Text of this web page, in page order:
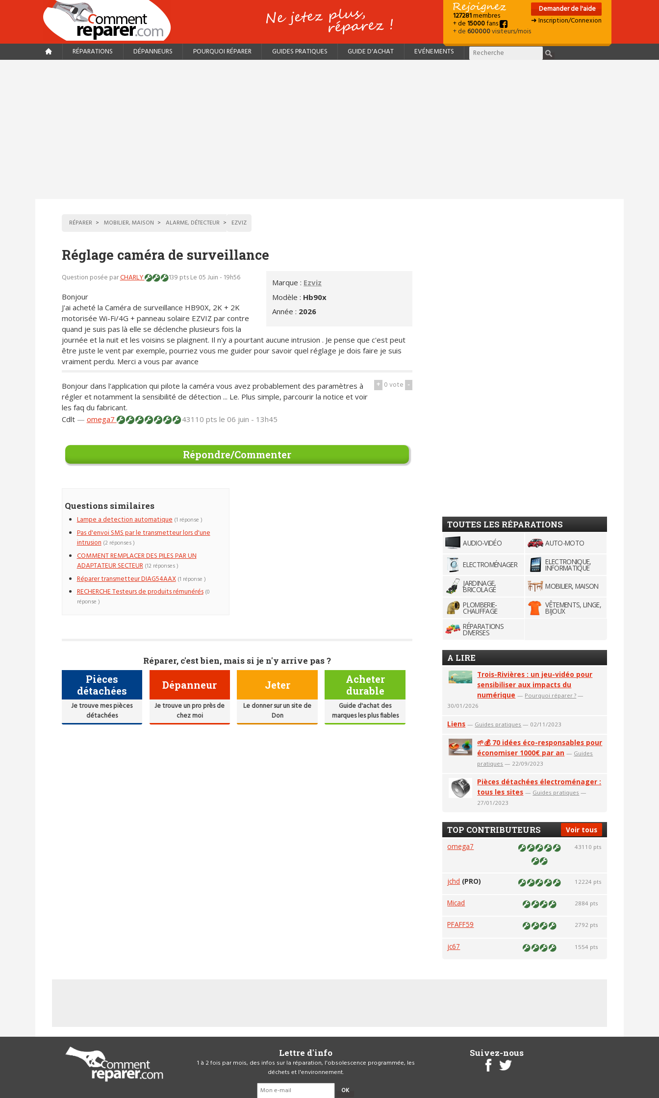
127281membres
+ de15000fans
+ de600000visiteurs/mois
Demander de l'aide
➜ Inscription/Connexion
RÉPARATIONS DÉPANNEURS POURQUOI RÉPARER GUIDES PRATIQUES GUIDE D'ACHAT EVÉNEMENTS
RÉPARER MOBILIER, MAISON ALARME, DÉTECTEUR EZVIZ
Réglage caméra de surveillance
Marque : Ezviz
Modèle : Hb90x
Année : 2026
Question posée parCHARLY 139 ptsLe 05 Juin - 19h56
Bonjour
J'ai acheté la Caméra de surveillance HB90X, 2K + 2K
motorisée Wi-Fi/4G + panneau solaire EZVIZ par contre
quand je suis pas là elle se déclenche plusieurs fois la
journée et la nuit et les voisins se plaignent. Il n'y a pourtant aucune intrusion . Je pense que c'est peut
être juste le vent par exemple, pourriez vous me guider pour savoir quel réglage je dois faire je suis
vraiment perdu. Merci a vous par avance
+ 0vote -
Bonjour dans l'application qui pilote la caméra vous avez probablement des paramètres à
régler et notamment la sensibilité de détection ... Le. Plus simple, parcourir la notice et voir
les faq du fabricant.
Cdlt — omega7 43110 pts le 06 juin - 13h45
Répondre/Commenter
Questions similaires
Lampe a detection automatique (1 réponse )
Pas d'envoi SMS par le transmetteur lors d'une
intrusion (2 réponses )
COMMENT REMPLACER DES PILES PAR UN
ADAPTATEUR SECTEUR (12 réponses )
Réparer transmetteur DIAG54AAX (1 réponse )
RECHERCHE Testeurs de produits rémunérés (0
réponse )
Réparer, c'est bien, mais si je n'y arrive pas ?
Pièces
détachées
Je trouve mes pièces
détachées
Dépanneur
Je trouve un pro près de
chez moi
Jeter
Le donner sur un site de
Don
Acheter
durable
Guide d'achat des
marques les plus fiables
TOUTES LES RÉPARATIONS
AUDIO-VIDÉO AUTO-MOTO
ELECTROMÉNAGER ELECTRONIQUE,
INFORMATIQUE
JARDINAGE,
BRICOLAGE
MOBILIER, MAISON
PLOMBERIE-
CHAUFFAGE
VÊTEMENTS, LINGE,
BIJOUX
RÉPARATIONS
DIVERSES
A LIRE
Trois-Rivières : un jeu-vidéo pour
sensibiliser aux impacts du
numérique — Pourquoi réparer ? —
30/01/2026
Liens — Guides pratiques — 02/11/2023
🌱💰 70 idées éco-responsables pour
économiser 1000€ par an — Guides
pratiques — 22/09/2023
Pièces détachées électroménager :
tous les sites — Guides pratiques —
27/01/2023
Voir tous
TOP CONTRIBUTEURS
omega7 43110 pts
jchd (PRO) 12224 pts
Micad 2884 pts
PFAFF59 2792 pts
jc67 1554 pts
Lettre d'info
1 à 2 fois par mois, des infos sur la réparation, l'obsolescence programmée, les
déchets et l'environnement.
OK
Suivez-nous